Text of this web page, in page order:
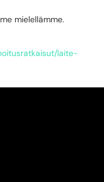
mielellämme.
laite-